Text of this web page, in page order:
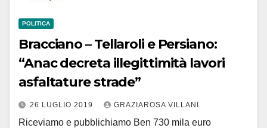
POLITICA
Bracciano – Tellaroli e Persiano:
“Anac decreta illegittimità lavori
asfaltature strade”
26 LUGLIO 2019 GRAZIAROSA VILLANI
Riceviamo e pubblichiamo Ben 730 mila euro